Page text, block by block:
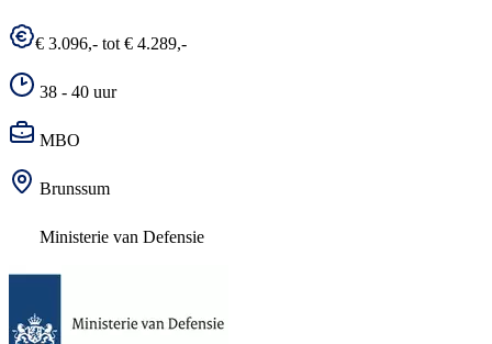
€ 3.096,- tot € 4.289,-
38 - 40 uur
MBO
Brunssum
Ministerie van Defensie